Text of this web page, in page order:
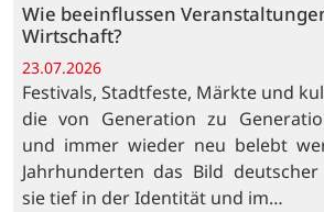
Wie beeinflussen
Wirtschaft?
23.07.2026
Festivals, Stadtfeste, Märkte und
die von Generation zu
und immer wieder neu belebt
Jahrhunderten das Bild
sie tief in der Identität und im…